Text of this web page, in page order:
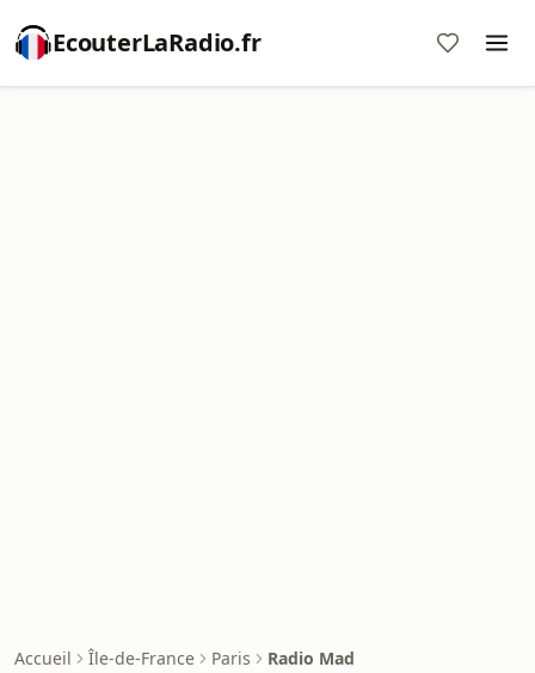
EcouterLaRadio.fr
Accueil Île-de-France Paris Radio Mad